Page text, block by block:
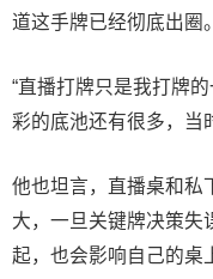
道这手牌已经彻底出圈。
“直播打牌只是我打牌
彩的底池还有很多，当
他也坦言，直播桌和私
大，一旦关键牌决策失
起，也会影响自己的桌